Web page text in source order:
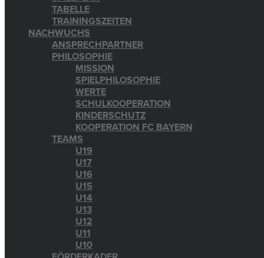
TABELLE
TRAININGSZEITEN
NACHWUCHS
ANSPRECHPARTNER
PHILOSOPHIE
MISSION
SPIELPHILOSOPHIE
WERTE
SCHULKOOPERATION
KINDERSCHUTZ
KOOPERATION FC BAYERN
TEAMS
U19
U17
U16
U15
U14
U13
U12
U11
U10